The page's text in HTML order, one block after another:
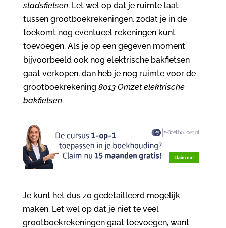
stadsfietsen. Let wel op dat je ruimte laat
tussen grootboekrekeningen, zodat je in de
toekomt nog eventueel rekeningen kunt
toevoegen. Als je op een gegeven moment
bijvoorbeeld ook nog elektrische bakfietsen
gaat verkopen, dan heb je nog ruimte voor de
grootboekrekening 8013 Omzet elektrische
bakfietsen.
Je kunt het dus zo gedetailleerd mogelijk
maken. Let wel op dat je niet te veel
grootboekrekeningen gaat toevoegen, want